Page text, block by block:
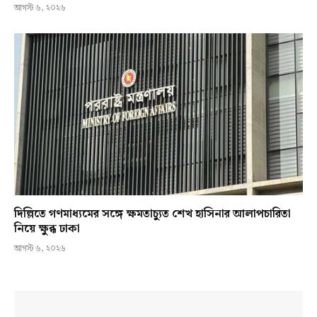
আগস্ট ৬, ২০২৬
দিল্লিতে গণমাধ্যমের সঙ্গে ক্ষমতাচ্যুত শেখ হাসিনার আলাপচারিতা
নিয়ে ক্ষুব্ধ ঢাকা
আগস্ট ৬, ২০২৬